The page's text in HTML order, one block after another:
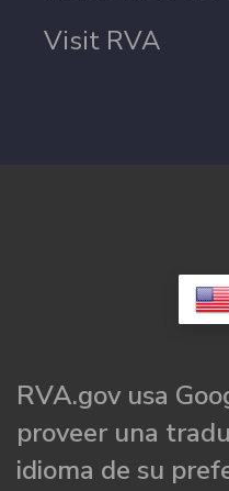
Visit RVA
RVA.gov usa
proveer una
idioma de su